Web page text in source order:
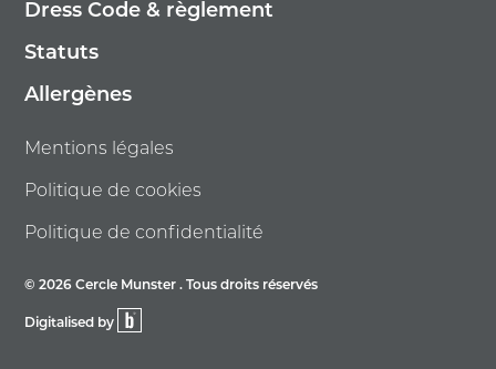
Dress Code & règlement
Statuts
Allergènes
Mentions légales
Politique de cookies
Politique de confidentialité
© 2026 Cercle Munster . Tous droits réservés
Digitalised by